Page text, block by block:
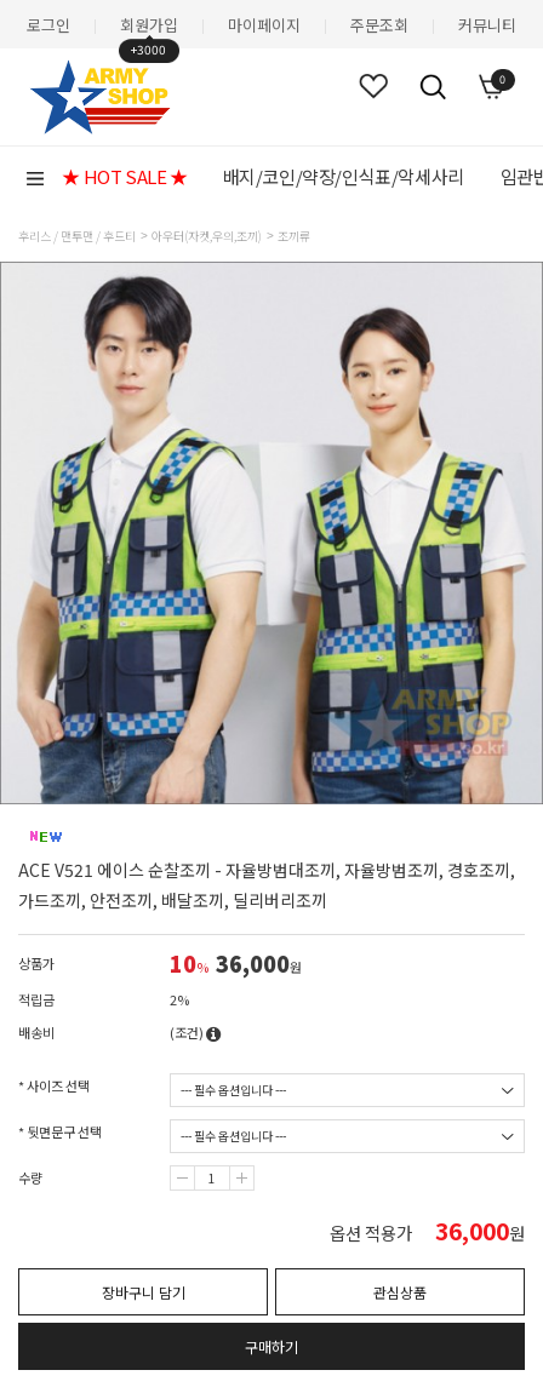
로그인 회원가입
+3000
마이페이지 주문조회 커뮤니티
0
★ HOT SALE ★ 배지/코인/약장/인식표/악세사리 임관
후리스 / 맨투맨 / 후드티 아우터(자켓,우의,조끼) 조끼류
ACE V521 에이스 순찰조끼 - 자율방범대조끼, 자율방범조끼, 경호조끼,
가드조끼, 안전조끼, 배달조끼, 딜리버리조끼
상품가 10% 36,000원
적립금
2%
배송비
(조건)
* 사이즈 선택
* 뒷면문구 선택
수량
옵션 적용가 36,000원
장바구니 담기 관심상품
구매하기